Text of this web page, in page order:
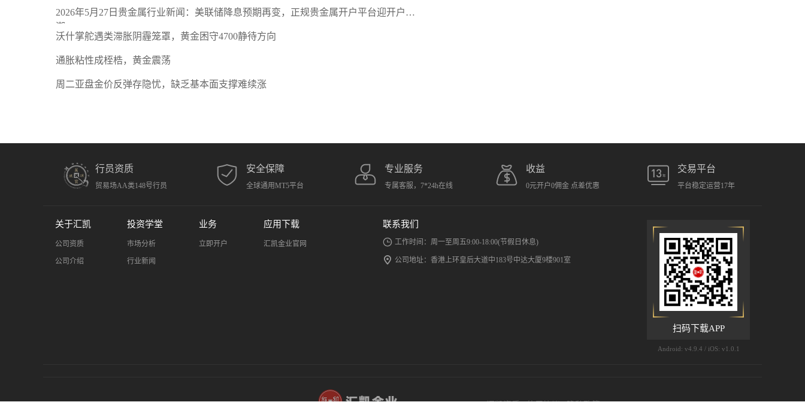
2026年5月27日贵金属行业新闻：美联储降息预期再变，正规贵金属开户平台迎开户热
潮
沃什掌舵遇类滞胀阴霾笼罩，黄金困守4700静待方向
通胀粘性成桎梏，黄金震荡
周二亚盘金价反弹存隐忧，缺乏基本面支撑难续涨
行员资质
贸易场AA类148号行员
安全保障
全球通用MT5平台
专业服务
专属客服，7*24h在线
收益
0元开户0佣金 点差优惠
交易平台
平台稳定运营17年
关于汇凯
公司资质
公司介绍
投资学堂
市场分析
行业新闻
业务
立即开户
应用下载
汇凯金业官网
联系我们
工作时间：周一至周五9:00-18:00(节假日休息)
公司地址：香港上环皇后大道中183号中达大厦9楼901室
扫码下载APP
Android: v4.9.4 / iOS: v1.0.1